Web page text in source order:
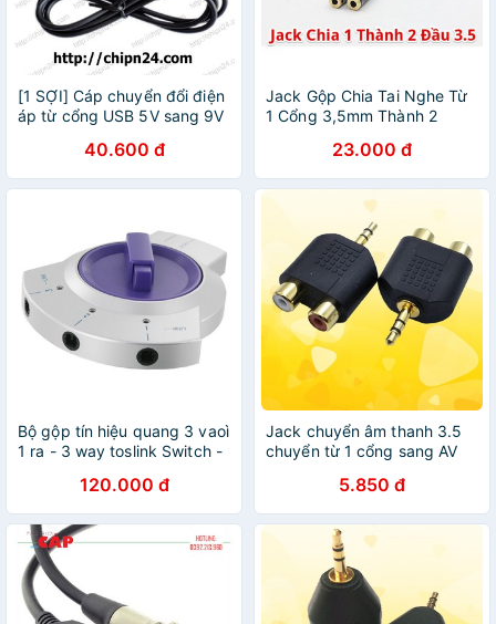
[1 SỢI] Cáp chuyển đổi điện
áp từ cổng USB 5V sang 9V
40.600 đ
Jack Gộp Chia Tai Nghe Từ
1 Cổng 3,5mm Thành 2
VÀ 1 CHÂN MICRO mic Loại
Đẹp (Dài 30 Cm)
23.000 đ
Bộ gộp tín hiệu quang 3 vaoì
1 ra - 3 way toslink Switch -
120.000 đ
Jack chuyển âm thanh 3.5
chuyển từ 1 cổng sang AV
5.850 đ